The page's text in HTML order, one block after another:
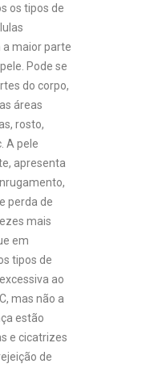
os tipos de
maior parte
Pode se
do corpo,
áreas
rosto,
A pele
apresenta
perda de
mais
em
tipos de
ao
mas não a
estão
e cicatrizes
de